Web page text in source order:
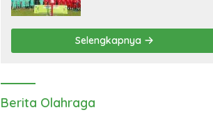
Selengkapnya
Berita Olahraga